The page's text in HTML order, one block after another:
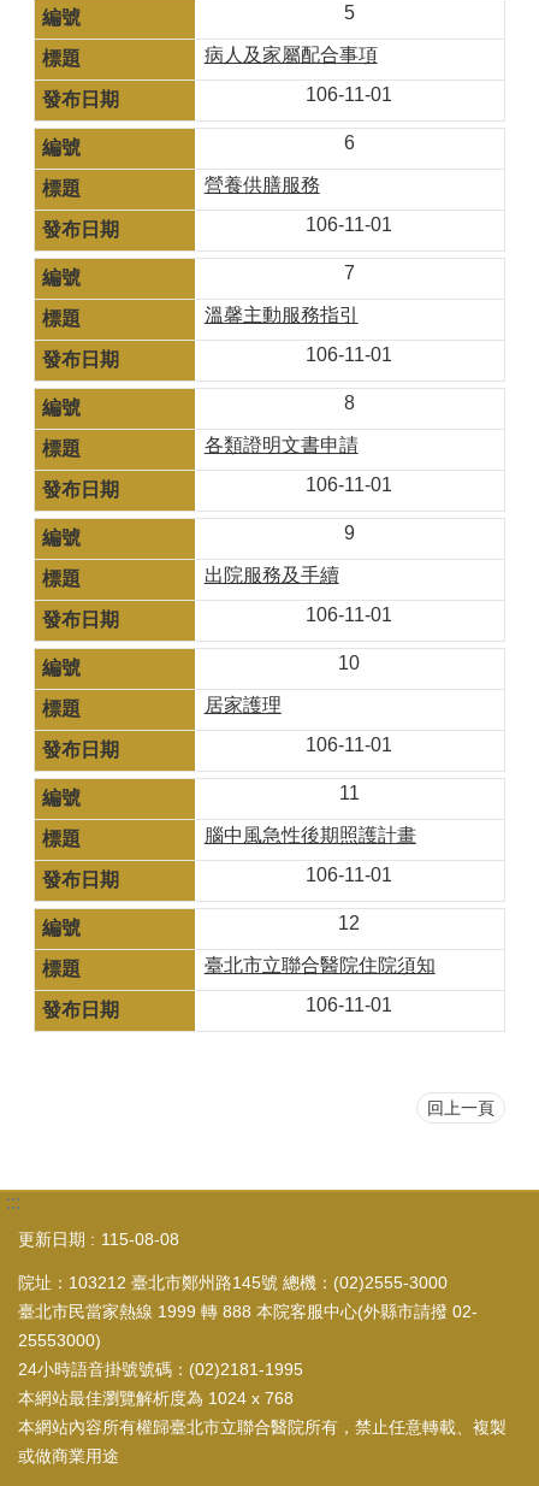
5
病人及家屬配合事項
106-11-01
6
營養供膳服務
106-11-01
7
溫馨主動服務指引
106-11-01
8
各類證明文書申請
106-11-01
9
出院服務及手續
106-11-01
10
居家護理
106-11-01
11
腦中風急性後期照護計畫
106-11-01
12
臺北市立聯合醫院住院須知
106-11-01
回上一頁
:::
更新日期 115-08-08
院址：103212 臺北市鄭州路145號 總機：(02)2555-3000
臺北市民當家熱線 1999 轉 888 本院客服中心(外縣市請撥 02-
25553000)
24小時語音掛號號碼：(02)2181-1995
本網站最佳瀏覽解析度為 1024 x 768
本網站內容所有權歸臺北市立聯合醫院所有，禁止任意轉載、複製
或做商業用途